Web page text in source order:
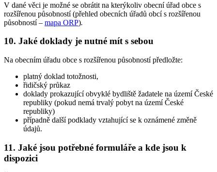
V dané věci je možné se obrátit na kterýkoliv obecní úřad obce s
rozšířenou působností (přehled obecních úřadů obcí s rozšířenou
působností – mapa ORP).
10. Jaké doklady je nutné mít s sebou
Na obecním úřadu obce s rozšířenou působností předložte:
platný doklad totožnosti,
řidičský průkaz
doklady prokazující obvyklé bydliště žadatele na území České
republiky (pokud nemá trvalý pobyt na území České
republiky)
případně další podklady vztahující se k oznámené změně
údajů.
11. Jaké jsou potřebné formuláře a kde jsou k
dispozici